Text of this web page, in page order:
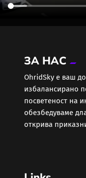
ЗА НАС
ОhridSky е ваш
избалансирано
посветеност на
обезбедуваме
открива